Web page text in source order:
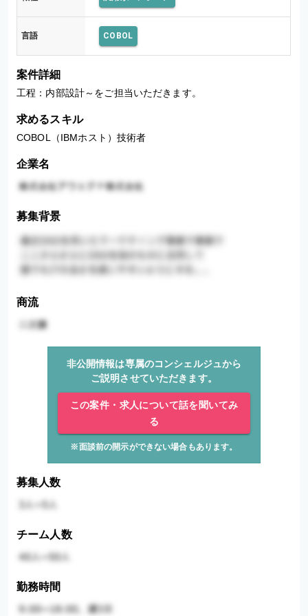
言語 COBOL
案件詳細
工程：内部設計～をご担当いただきます。
求めるスキル
COBOL（IBMホスト）技術者
企業名
募集背景
商流
非公開情報は専属のコンシェルジュから
ご説明させていただきます。
この案件・求人について話を聞いてみ
る
※面談前の開示ができない場合もあります。
募集人数
チーム人数
勤務時間